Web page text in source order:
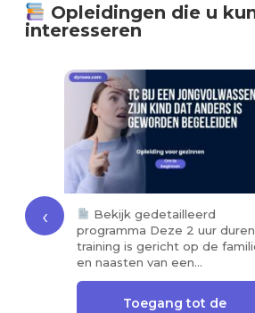
Opleidingen die u
interesseren
‹
Bekijk gedetailleerd
programma Deze 2 uur
training is gericht op de
en naasten van een…
Toegang tot de